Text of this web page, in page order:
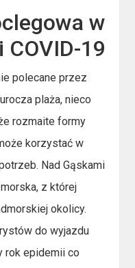
w
19
polecane przez
plaża, nieco
rozmaite formy
korzystać w
Nad Gąskami
z której
okolicy.
do wyjazdu
rok epidemii co